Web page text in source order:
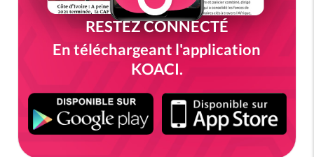
RESTEZ CONNECTÉ
En téléchargeant l'application
KOACI.